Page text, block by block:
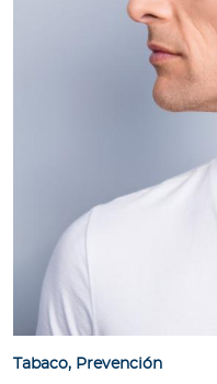
Tabaco, Prevención